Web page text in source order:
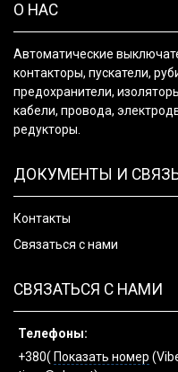
О НАС
Автоматические
контакторы, пускатели,
предохранители,
кабели, провода,
редукторы.
ДОКУМЕНТЫ И
Контакты
Связаться с нами
СВЯЗАТЬСЯ С НАМИ
Телефоны:
+380( Показать номер